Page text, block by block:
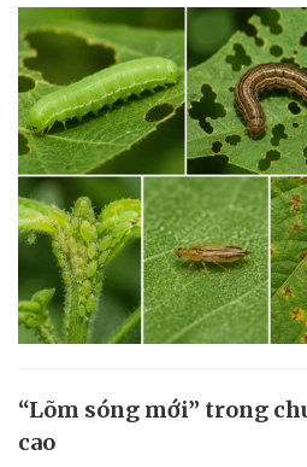
“Lõm sóng mới” trong
cao